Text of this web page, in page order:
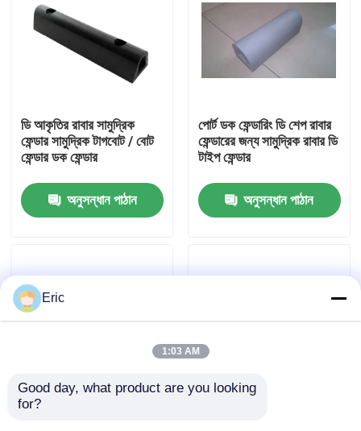
পণ্য
আমাদের সম্পর্কে
কারখানা ভ্রমণ
মান নিয়ন্ত্রণ
আমাদের সাথে যোগাযোগ করুন
Company News
ডি আকৃতির রাবার সামুদ্রিক
ফেন্ডার সামুদ্রিক টাগবোট / বোট
ফেন্ডার ডক ফেন্ডার
অনুসন্ধান পাঠান
পোর্ট ডক ফেন্ডারিং ডি শেপ রাবার
ফেন্ডারের জন্য সামুদ্রিক রাবার ডি
টাইপ ফেন্ডার
অনুসন্ধান পাঠান
D আকৃতির কাজ জাহাজের জন্য
Eric
1:03 AM
Good day, what product are you looking
for?